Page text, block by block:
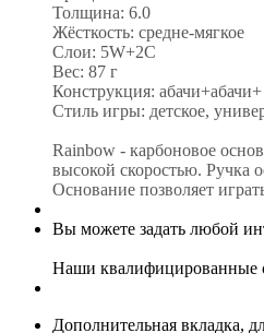
Толщина: 6.0
Жёсткость: средне-мягкое
Слои: 5W+2C
Вес: 87 г
Конструкция:
Стиль игры: детское,
Rainbow - карбоновое
высокой скоростью. Ручка
Основание позволяет
Вы можете задать любой
Наши квалифицированные
Дополнительная вкладка,